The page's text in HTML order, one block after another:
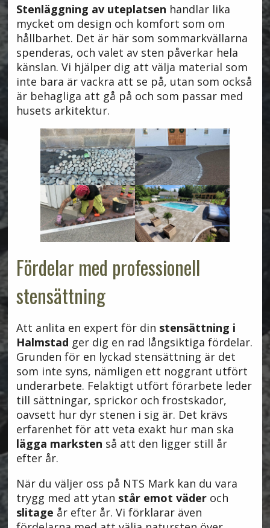
Stenläggning av uteplatsen handlar lika
mycket om design och komfort som om
hållbarhet. Det är här som sommarkvällarna
spenderas, och valet av sten påverkar hela
känslan. Vi hjälper dig att välja material som
inte bara är vackra att se på, utan som också
är behagliga att gå på och som passar med
husets arkitektur.
Fördelar med professionell
stensättning
Att anlita en expert för din stensättning i
Halmstad ger dig en rad långsiktiga fördelar.
Grunden för en lyckad stensättning är det
som inte syns, nämligen ett noggrant utfört
underarbete. Felaktigt utfört förarbete leder
till sättningar, sprickor och frostskador,
oavsett hur dyr stenen i sig är. Det krävs
erfarenhet för att veta exakt hur man ska
lägga marksten så att den ligger still år
efter år.
När du väljer oss på NTS Mark kan du vara
trygg med att ytan står emot väder och
slitage år efter år. Vi förklarar även